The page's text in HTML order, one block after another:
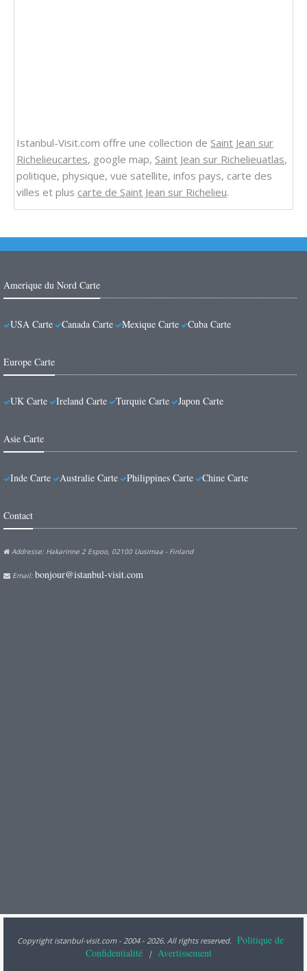
Istanbul-Visit.com offre une collection de Saint Jean sur
Richelieucartes, google map, Saint Jean sur Richelieuatlas,
politique, physique, vue satellite, infos pays, carte des
villes et plus carte de Saint Jean sur Richelieu.
Amerique du Nord Carte
USA Carte Canada Carte Mexique Carte Cuba Carte
Europe Carte
UK Carte Ireland Carte Turquie Carte Japon Carte
Asie Carte
Inde Carte Australie Carte Philippines Carte Chine Carte
Contact
Addresse: Hakarinne 2 Espoo, 02100 Uusimaa - Finland
Email: bonjour@istanbul-visit.com
Copyright istanbul-visit.com - 2004 - 2026. All rights reserved.
Politique de
Confidentialité
| Avertissement